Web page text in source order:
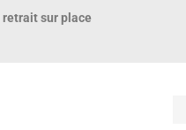
retrait sur place